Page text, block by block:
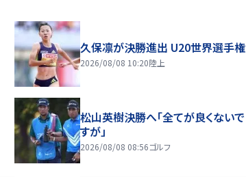
久保凛が決勝進出 U20世界選手権
2026/08/08 10:20陸上
松山英樹決勝へ「全てが良くないで
すが」
2026/08/08 08:56ゴルフ